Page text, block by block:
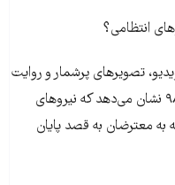
انتظامی؟
تصویرهای پر­شمار و روایت
شاهدان عینی در جریان اعتراض‌­های آبان ۹۸ نشان می‌دهد که نیروهای
به معترضان به قصد پایان